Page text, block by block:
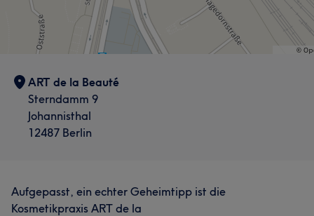
ART de la Beauté
Sterndamm 9
Johannisthal
12487 Berlin
Aufgepasst, ein echter Geheimtipp ist die
Kosmetikpraxis ART de la